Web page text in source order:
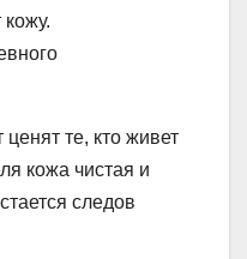
те, кто живет
кожа чистая и
следов